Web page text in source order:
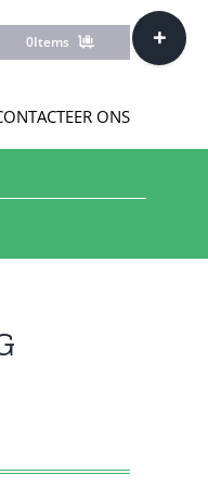
0Items
ONS
Toggle
Sliding